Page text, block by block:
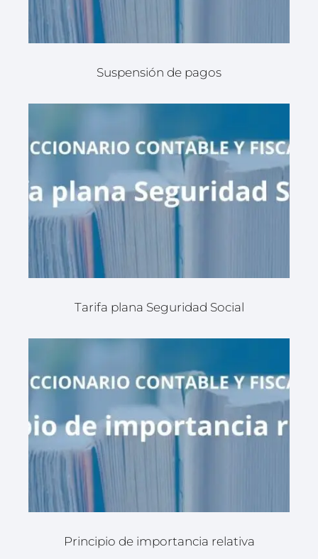
Suspensión de pagos
Tarifa plana Seguridad Social
Principio de importancia relativa